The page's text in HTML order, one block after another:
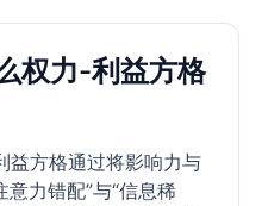
权力-利益方格
益方格通过将影响力与
力错配”与“信息稀